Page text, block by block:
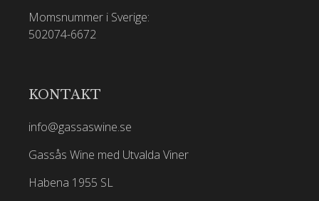
Momsnummer i Sverige:
502074-6672
KONTAKT
info@gassaswine.se
Gassås Wine med Utvalda Viner
Habena 1955 SL